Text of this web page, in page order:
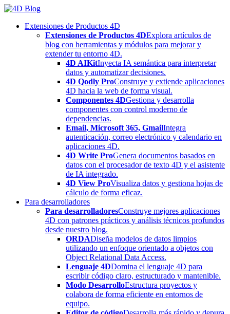
Skip
contentExtensiones de Productos 4D
Extensiones de Productos 4DExplora artículos de
blog con herramientas y módulos para mejorar y
extender tu entorno 4D.
4D AIKitInyecta IA semántica para interpretar
datos y automatizar decisiones.
4D Qodly ProConstruye y extiende aplicaciones
4D hacia la web de forma visual.
Componentes 4DGestiona y desarrolla
componentes con control moderno de
dependencias.
Email, Microsoft 365, GmailIntegra
autenticación, correo electrónico y calendario en
aplicaciones 4D.
4D Write ProGenera documentos basados en
datos con el procesador de texto 4D y el asistente
de IA integrado.
4D View ProVisualiza datos y gestiona hojas de
cálculo de forma eficaz.
Para desarrolladores
Para desarrolladoresConstruye mejores aplicaciones
4D con patrones prácticos y análisis técnicos profundos
desde nuestro blog.
ORDADiseña modelos de datos limpios
utilizando un enfoque orientado a objetos con
Object Relational Data Access.
Lenguaje 4DDomina el lenguaje 4D para
escribir código claro, estructurado y mantenible.
Modo DesarrolloEstructura proyectos y
colabora de forma eficiente en entornos de
equipo.